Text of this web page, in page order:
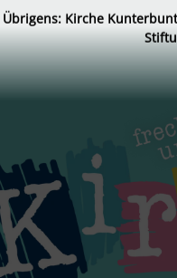
Übrigens: Kirche